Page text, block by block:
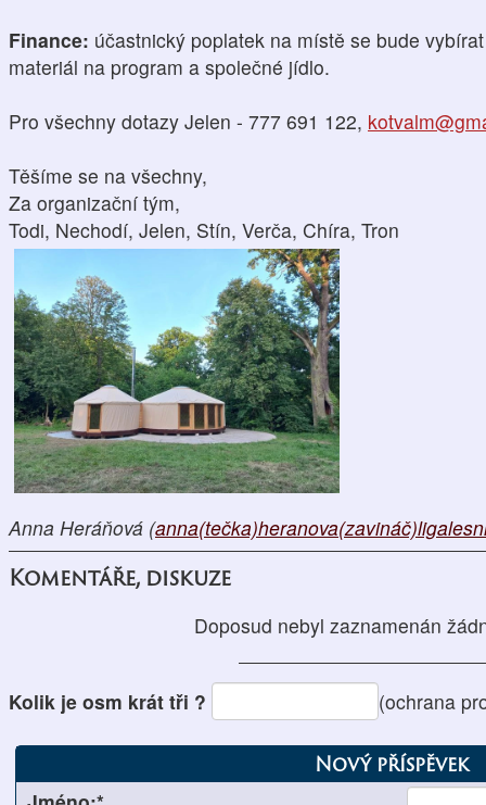
Finance: účastnický poplatek na místě se bude
materiál na program a společné jídlo.
Pro všechny dotazy Jelen - 777 691 122,
Těšíme se na všechny,
Za organizační tým,
Todi, Nechodí, Jelen, Stín, Verča, Chíra, Tron
Anna Heráňová (
Komentáře, diskuze
Doposud nebyl zaznamenán
Kolik je osm krát tři ? (ochrana
Nový příspěvek